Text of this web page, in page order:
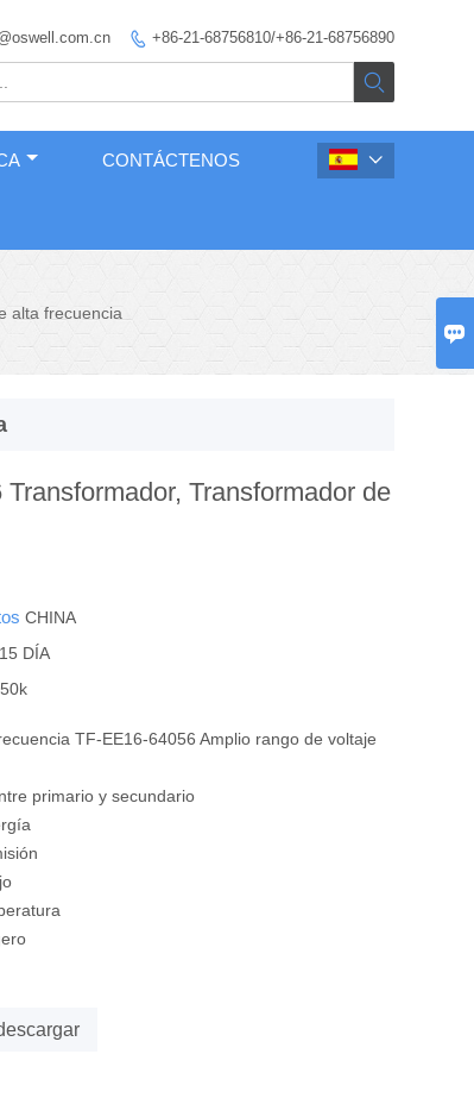

 +86-21-68756810/+86-21-68756890

CONTÁCTENOS 
alta frecuencia
Transformador de
CHINA
DÍA
50k
TF-EE16-64056 Amplio rango de voltaje
primario y secundario